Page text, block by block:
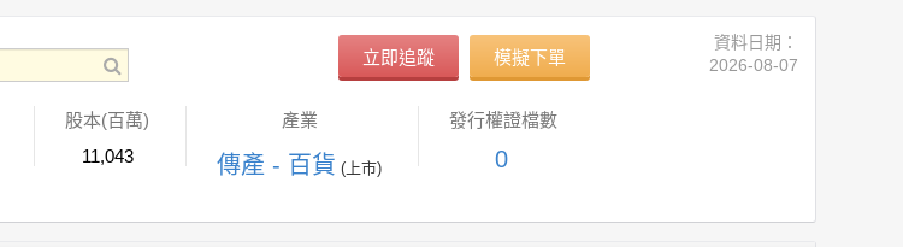
立即追蹤 模擬下單
資料日期：
2026-08-07
股本(百萬)
11,043
產業
傳產 - 百貨 (上市)
發行權證檔數
0